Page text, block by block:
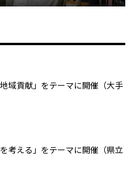
地域貢献」をテーマに開催（大手
を考える」をテーマに開催（県立